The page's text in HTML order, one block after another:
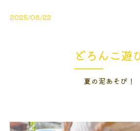
2025/08/22
どろんこ遊
夏の泥あそび！